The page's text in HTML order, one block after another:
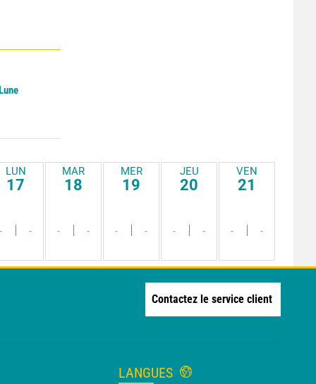
LUN
17
-
MAR
18
- -
MER
19
- -
JEU
20
- -
VEN
21
- -
Contactez le service client
LANGUES